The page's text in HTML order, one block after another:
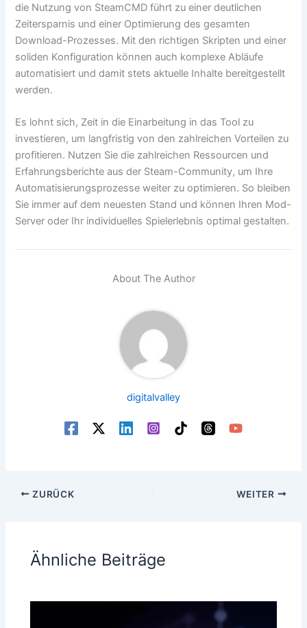
die Nutzung von SteamCMD führt zu einer deutlichen
Zeitersparnis und einer Optimierung des gesamten
Download-Prozesses. Mit den richtigen Skripten und einer
soliden Konfiguration können auch komplexe Abläufe
automatisiert und damit stets aktuelle Inhalte bereitgestellt
werden.
Es lohnt sich, Zeit in die Einarbeitung in das Tool zu
investieren, um langfristig von den zahlreichen Vorteilen zu
profitieren. Nutzen Sie die zahlreichen Ressourcen und
Erfahrungsberichte aus der Steam-Community, um Ihre
Automatisierungsprozesse weiter zu optimieren. So bleiben
Sie immer auf dem neuesten Stand und können Ihren Mod-
Server oder Ihr individuelles Spielerlebnis optimal gestalten.
About The Author
digitalvalley
ZURÜCK WEITER
Ähnliche Beiträge